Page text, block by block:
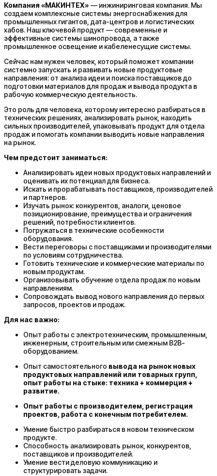
Компания «МАКИНТЕХ» — инжиниринговая компания. Мы
создаем комплексные системы энергоснабжения для
промышленных гигантов, дата-центров и логистических
хабов. Наш ключевой продукт — современные и
эффективные системы шинопровода, а также
промышленное освещение и кабеленесущие системы.
Сейчас нам нужен человек, который поможет компании
системно запускать и развивать новые продуктовые
направления: от анализа идеи и поиска поставщиков до
подготовки материалов для продаж и вывода продукта в
рабочую коммерческую деятельность.
Это роль для человека, которому интересно разбираться в
технических решениях, анализировать рынок, находить
сильных производителей, упаковывать продукт для отдела
продаж и помогать компании выводить новые направления
на рынок.
Чем предстоит заниматься:
Анализировать идеи новых продуктовых направлений и
оценивать их потенциал для бизнеса.
Искать и прорабатывать поставщиков, производителей
и партнеров.
Изучать рынок: конкурентов, аналоги, ценовое
позиционирование, преимущества и ограничения
решений, потребности клиентов.
Погружаться в технические особенности
оборудования.
Вести переговоры с поставщиками и производителями
по условиям сотрудничества.
Готовить технические и коммерческие материалы по
новым продуктам.
Организовывать обучение отдела продаж по новым
направлениям.
Сопровождать вывод нового направления до первых
запросов, проектов и продаж.
Для нас важно:
Опыт работы с электротехническим, промышленным,
инженерным, строительным или смежным B2B-
оборудованием.
Опыт самостоятельного вывода на рынок новых
продуктовых направлений или товарных групп,
опыт работы на стыке: техника + коммерция +
развитие.
Опыт работы с производителем, регистрация
проектов, работа с конечным потребителем.
Умение быстро разбираться в новом техническом
продукте.
Способность анализировать рынок, конкурентов,
поставщиков и производителей.
Умение вести деловую коммуникацию и
структурировать задачи.